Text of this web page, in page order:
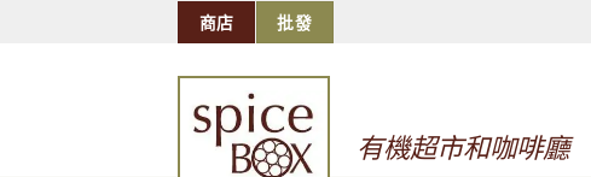
商店 批發
有機超市和咖啡廳